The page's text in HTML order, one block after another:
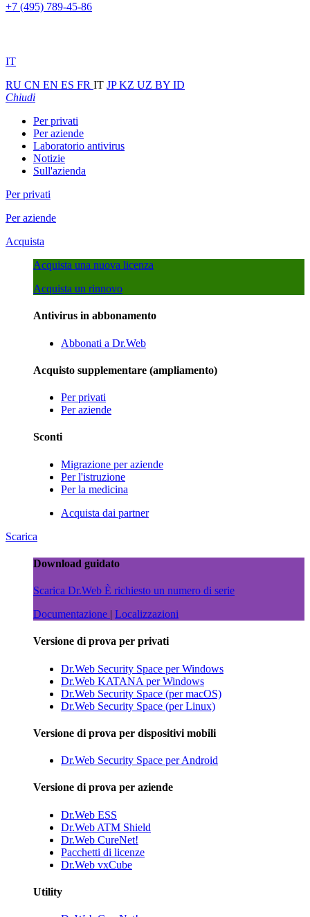
+7 (495) 789-45-86
IT
RU CN EN ES FR IT JPKZ UZ BY ID
Chiudi
Per privati
Per aziende
Laboratorio antivirus
Notizie
Sull'azienda
Per privati
Per aziende
Acquista
Acquista una nuova licenza
Acquista un rinnovo
Antivirus in abbonamento
Abbonati a Dr.Web
Acquisto supplementare (ampliamento)
Per privati
Per aziende
Sconti
Migrazione per aziende
Per l'istruzione
Per la medicina
Acquista dai partner
Scarica
Download guidato
Scarica Dr.Web È richiesto un numero di serie
Documentazione | Localizzazioni
Versione di prova per privati
Dr.Web Security Space per Windows
Dr.Web KATANA per Windows
Dr.Web Security Space (per macOS)
Dr.Web Security Space (per Linux)
Versione di prova per dispositivi mobili
Dr.Web Security Space per Android
Versione di prova per aziende
Dr.Web ESS
Dr.Web ATM Shield
Dr.Web CureNet!
Pacchetti di licenze
Dr.Web vxCube
Utility